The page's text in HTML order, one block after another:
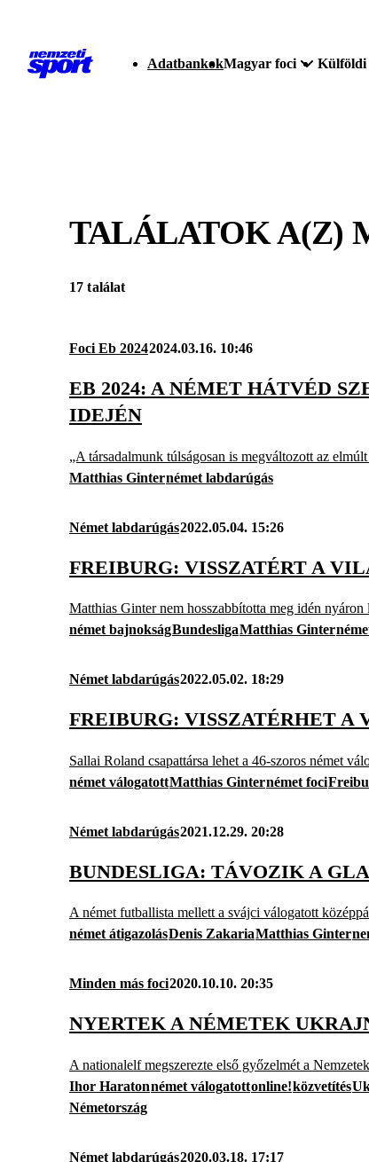
AdatbankokMagyar foci Külföldi
TALÁLATOK A(Z)
17 találat
Foci Eb 20242024.03.16. 10:46
EB 2024: A NÉMET HÁTVÉD
IDEJÉN
„A társadalmunk túlságosan is megváltozott az
Matthias Ginternémet labdarúgás
Német labdarúgás2022.05.04. 15:26
FREIBURG: VISSZATÉRT A
Matthias Ginter nem hosszabbította meg idén
német bajnokságBundesligaMatthias Ginter
Német labdarúgás2022.05.02. 18:29
FREIBURG: VISSZATÉRHET A
Sallai Roland csapattársa lehet a 46-szoros német
német válogatottMatthias Ginternémet foci
Német labdarúgás2021.12.29. 20:28
BUNDESLIGA: TÁVOZIK A
A német futballista mellett a svájci válogatott
német átigazolásDenis ZakariaMatthias Ginter
Minden más foci2020.10.10. 20:35
NYERTEK A NÉMETEK
A nationalelf megszerezte első győzelmét a
Ihor Haratonnémet válogatottonline!közvetítés
Németország
Német labdarúgás2020.03.18. 17:17